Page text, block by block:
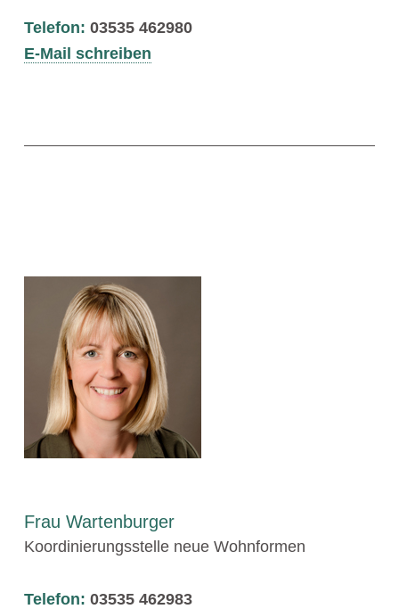
Telefon: 03535 462980
E-Mail schreiben
Frau Wartenburger
Koordinierungsstelle neue Wohnformen
Telefon: 03535 462983